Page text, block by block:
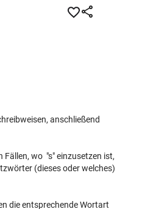
anschließend
Fällen, wo "s" einzusetzen ist,
(dieses oder welches)
die entsprechende Wortart